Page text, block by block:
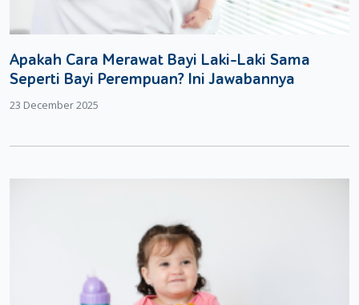
Apakah Cara Merawat Bayi Laki-Laki Sama
Seperti Bayi Perempuan? Ini Jawabannya
23 December 2025